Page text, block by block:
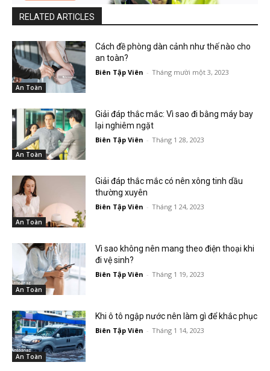
RELATED ARTICLES
An Toàn
Cách đề phòng dàn cảnh như thế nào cho
an toàn?
Biên Tập Viên - Tháng mười một 3, 2023
An Toàn
Giải đáp thắc mắc: Vì sao đi bằng máy bay
lại nghiêm ngặt
Biên Tập Viên - Tháng 1 28, 2023
An Toàn
Giải đáp thắc mắc có nên xông tinh dầu
thường xuyên
Biên Tập Viên - Tháng 1 24, 2023
An Toàn
Vì sao không nên mang theo điện thoại khi
đi vệ sinh?
Biên Tập Viên - Tháng 1 19, 2023
An Toàn
Khi ô tô ngập nước nên làm gì để khắc phục
Biên Tập Viên - Tháng 1 14, 2023